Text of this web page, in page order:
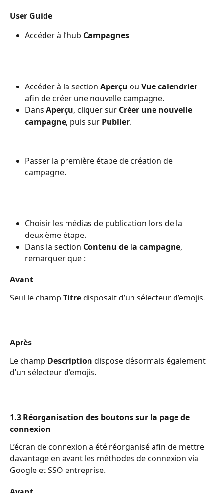
User Guide
Accéder à l’hub Campagnes
Accéder à la section Aperçu ou Vue calendrier
afin de créer une nouvelle campagne.
Dans Aperçu, cliquer sur Créer une nouvelle
campagne, puis sur Publier.
Passer la première étape de création de
campagne.
Choisir les médias de publication lors de la
deuxième étape.
Dans la section Contenu de la campagne,
remarquer que :
Avant
Seul le champ Titre disposait d’un sélecteur d’emojis.
Après
Le champ Description dispose désormais également
d’un sélecteur d’emojis.
1.3 Réorganisation des boutons sur la page de
connexion
L’écran de connexion a été réorganisé afin de mettre
davantage en avant les méthodes de connexion via
Google et SSO entreprise.